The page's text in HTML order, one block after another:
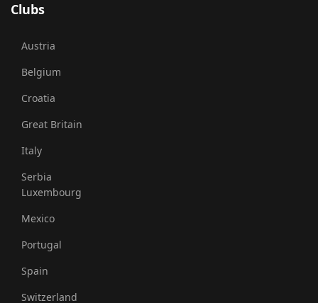
Clubs
Austria
Belgium
Croatia
Great Britain
Italy
Serbia
Luxembourg
Mexico
Portugal
Spain
Switzerland